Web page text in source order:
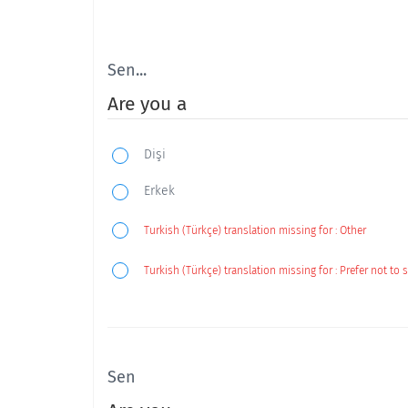
Sen...
Are you a
Dişi
Erkek
Turkish (Türkçe) translation missing for : Other
Turkish (Türkçe) translation missing for : Prefer not to
Sen